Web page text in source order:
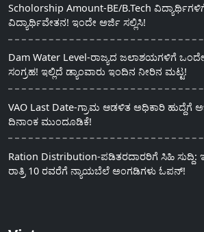
Scholorship Amount-BE/B.Tech
ವಿದ್ಯಾರ್ಥಿವೇತನ! ಇಂದೇ ಅರ್ಜಿ ಸಲ್ಲಿಸಿ!
Dam Water Level-ರಾಜ್ಯದ ಜಲಾಶಯಗಳಿಗೆ ಒಂದೇ
ಸಂಗ್ರಹ! ಇಲ್ಲಿದೆ ಡ್ಯಾಂವಾರು ಇಂದಿನ ನೀರಿನ ಮಟ್ಟ!
VAO Last Date-ಗ್ರಾಮ ಆಡಳಿತ ಅಧಿಕಾರಿ ಹುದ್ದೆಗೆ
ದಿನಾಂಕ ಮುಂದೂಡಿಕೆ!
Ration Distribution-ಪಡಿತರದಾರರಿಗೆ ಸಿಹಿ ಸುದ್ದಿ:
ರಾತ್ರಿ 10 ರವರೆಗೆ ನ್ಯಾಯಬೆಲೆ ಅಂಗಡಿಗಳು ಓಪನ್!